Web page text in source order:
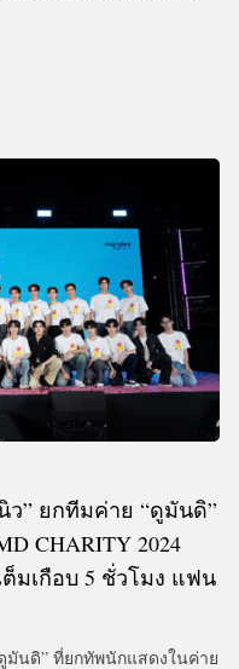
” ยกทีมค่าย “ดูมันดิ”
CHARITY 2024
ต็มเกือบ 5 ชั่วโมง แฟน
มันดิ” ที่ยกทัพนักแสดงในค่าย